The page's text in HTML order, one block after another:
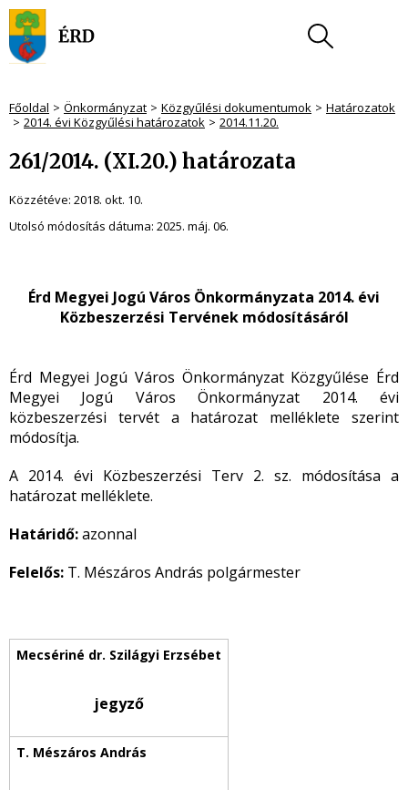
Főoldal Önkormányzat Közgyűlési dokumentumok
Határozatok
2014. évi Közgyűlési határozatok
2014.11.20.
261/2014. (XI.20.) határozata
Közzétéve: 2018. okt. 10.
Utolsó módosítás dátuma: 2025. máj. 06.
Érd Megyei Jogú Város Önkormányzata 2014. évi
Közbeszerzési Tervének módosításáról
Érd Megyei Jogú Város Önkormányzat Közgyűlése Érd
Megyei Jogú Város Önkormányzat 2014. évi
közbeszerzési tervét a határozat melléklete szerint
módosítja.
A 2014. évi Közbeszerzési Terv 2. sz. módosítása a
határozat melléklete.
Határidő:azonnal
Felelős: T. Mészáros András polgármester
jegyző